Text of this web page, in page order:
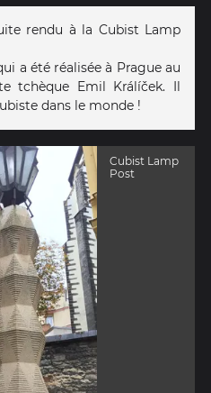
rendu à la Cubist Lamp
a été réalisée à Prague au
tchèque Emil Králíček. Il
dans le monde !
Cubist Lamp
Post